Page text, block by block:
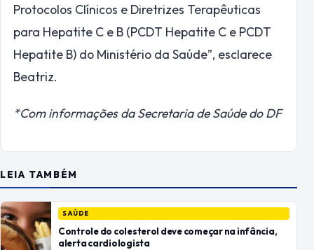
Protocolos Clínicos e Diretrizes Terapêuticas
para Hepatite C e B (PCDT Hepatite C e PCDT
Hepatite B) do Ministério da Saúde”, esclarece
Beatriz.
*Com informações da Secretaria de Saúde do DF
LEIA TAMBÉM
SAÚDE
Controle do colesterol deve começar na infância,
alerta cardiologista